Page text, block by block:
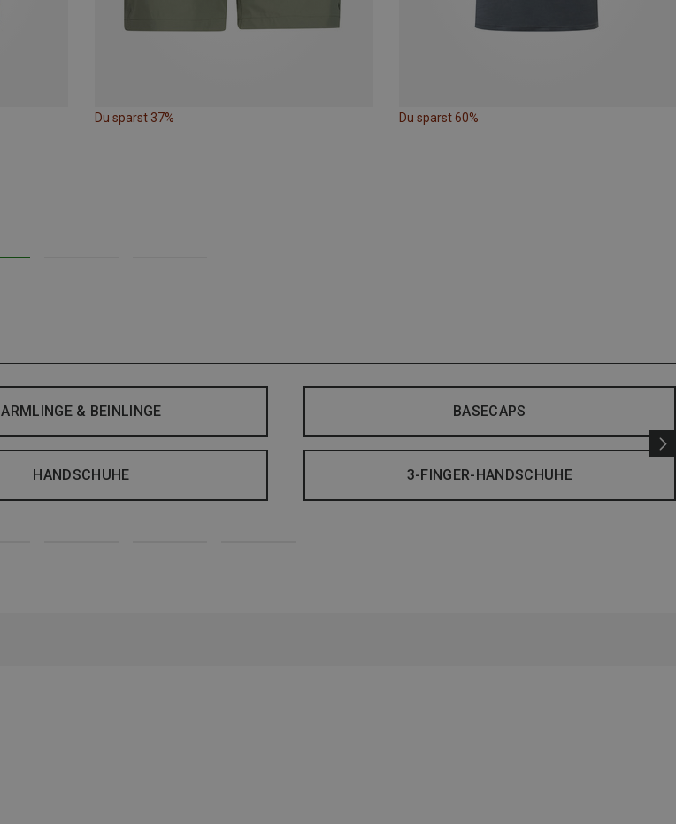
Du sparst 37% Du sparst 60%
ARMLINGE & BEINLINGE BASECAPS
HANDSCHUHE 3-FINGER-HANDSCHUHE